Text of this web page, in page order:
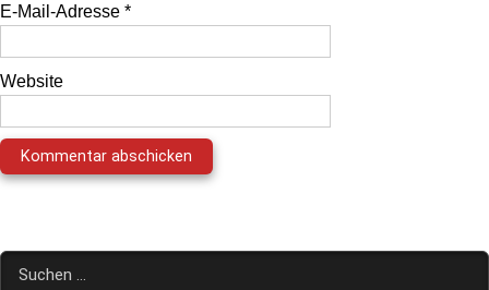
E-Mail-Adresse *
Website
Suchen